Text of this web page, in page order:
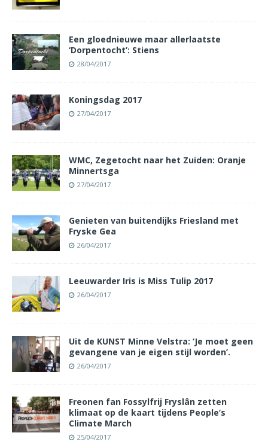
Een gloednieuwe maar allerlaatste
‘Dorpentocht’: Stiens
28/04/2017
Koningsdag 2017
27/04/2017
WMC, Zegetocht naar het Zuiden: Oranje
Minnertsga
27/04/2017
Genieten van buitendijks Friesland met
Fryske Gea
26/04/2017
Leeuwarder Iris is Miss Tulip 2017
26/04/2017
Uit de KUNST Minne Velstra: ‘Je moet geen
gevangene van je eigen stijl worden’.
26/04/2017
Freonen fan Fossylfrij Fryslân zetten
klimaat op de kaart tijdens People’s
Climate March
25/04/2017